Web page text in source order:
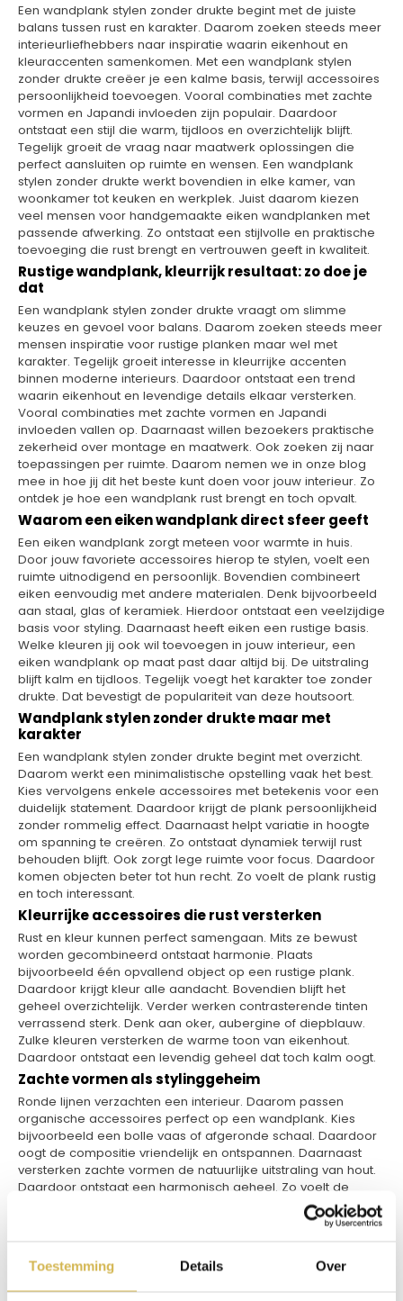
Toestemming Details Over
Een wandplank stylen zonder drukte begint met de juiste
balans tussen rust en karakter. Daarom zoeken steeds meer
interieurliefhebbers naar inspiratie waarin eikenhout en
kleuraccenten samenkomen. Met een wandplank stylen
zonder drukte creëer je een kalme basis, terwijl accessoires
persoonlijkheid toevoegen. Vooral combinaties met zachte
vormen en Japandi invloeden zijn populair. Daardoor
ontstaat een stijl die warm, tijdloos en overzichtelijk blijft.
Tegelijk groeit de vraag naar maatwerk oplossingen die
perfect aansluiten op ruimte en wensen. Een wandplank
stylen zonder drukte werkt bovendien in elke kamer, van
woonkamer tot keuken en werkplek. Juist daarom kiezen
veel mensen voor handgemaakte eiken wandplanken met
passende afwerking. Zo ontstaat een stijlvolle en praktische
toevoeging die rust brengt en vertrouwen geeft in kwaliteit.
Rustige wandplank, kleurrijk resultaat: zo doe je
dat
Een wandplank stylen zonder drukte vraagt om slimme
keuzes en gevoel voor balans. Daarom zoeken steeds meer
mensen inspiratie voor rustige planken maar wel met
karakter. Tegelijk groeit interesse in kleurrijke accenten
binnen moderne interieurs. Daardoor ontstaat een trend
waarin eikenhout en levendige details elkaar versterken.
Vooral combinaties met zachte vormen en Japandi
invloeden vallen op. Daarnaast willen bezoekers praktische
zekerheid over montage en maatwerk. Ook zoeken zij naar
toepassingen per ruimte. Daarom nemen we in onze blog
mee in hoe jij dit het beste kunt doen voor jouw interieur. Zo
ontdek je hoe een wandplank rust brengt en toch opvalt.
Waarom een eiken wandplank direct sfeer geeft
Een eiken wandplank zorgt meteen voor warmte in huis.
Door jouw favoriete accessoires hierop te stylen, voelt een
ruimte uitnodigend en persoonlijk. Bovendien combineert
eiken eenvoudig met andere materialen. Denk bijvoorbeeld
aan staal, glas of keramiek. Hierdoor ontstaat een veelzijdige
basis voor styling. Daarnaast heeft eiken een rustige basis.
Welke kleuren jij ook wil toevoegen in jouw interieur, een
eiken wandplank op maat past daar altijd bij. De uitstraling
blijft kalm en tijdloos. Tegelijk voegt het karakter toe zonder
drukte. Dat bevestigt de populariteit van deze houtsoort.
Wandplank stylen zonder drukte maar met
karakter
Een wandplank stylen zonder drukte begint met overzicht.
Daarom werkt een minimalistische opstelling vaak het best.
Kies vervolgens enkele accessoires met betekenis voor een
duidelijk statement. Daardoor krijgt de plank persoonlijkheid
zonder rommelig effect. Daarnaast helpt variatie in hoogte
om spanning te creëren. Zo ontstaat dynamiek terwijl rust
behouden blijft. Ook zorgt lege ruimte voor focus. Daardoor
komen objecten beter tot hun recht. Zo voelt de plank rustig
en toch interessant.
Kleurrijke accessoires die rust versterken
Rust en kleur kunnen perfect samengaan. Mits ze bewust
worden gecombineerd ontstaat harmonie. Plaats
bijvoorbeeld één opvallend object op een rustige plank.
Daardoor krijgt kleur alle aandacht. Bovendien blijft het
geheel overzichtelijk. Verder werken contrasterende tinten
verrassend sterk. Denk aan oker, aubergine of diepblauw.
Zulke kleuren versterken de warme toon van eikenhout.
Daardoor ontstaat een levendig geheel dat toch kalm oogt.
Zachte vormen als stylinggeheim
Ronde lijnen verzachten een interieur. Daarom passen
organische accessoires perfect op een wandplank. Kies
bijvoorbeeld een bolle vaas of afgeronde schaal. Daardoor
oogt de compositie vriendelijk en ontspannen. Daarnaast
versterken zachte vormen de natuurlijke uitstraling van hout.
Daardoor ontstaat een harmonisch geheel. Zo voelt de
vormt hij een rustig accent. Tegelijk biedt hij ruimte voor